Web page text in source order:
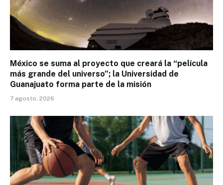
México se suma al proyecto que creará la “película
más grande del universo”; la Universidad de
Guanajuato forma parte de la misión
7 agosto, 2026